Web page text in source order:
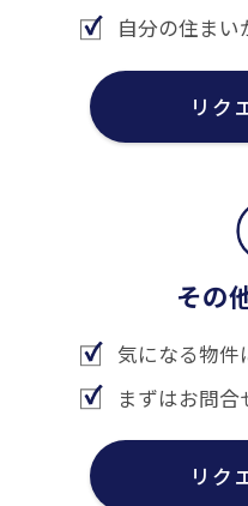
自分の住まい
リク
その
気になる物件
まずはお問合
リク